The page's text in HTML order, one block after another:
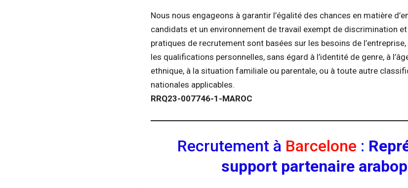
Nous nous engageons à garantir l’égalité des chances en matière
candidats et un environnement de travail exempt de discrimination
pratiques de recrutement sont basées sur les besoins de
les qualifications personnelles, sans égard à l’identité de genre, à
ethnique, à la situation familiale ou parentale, ou à toute autre
nationales applicables.
RRQ23-007746-1-MAROC
Recrutement à Barcelone :
support partenaire